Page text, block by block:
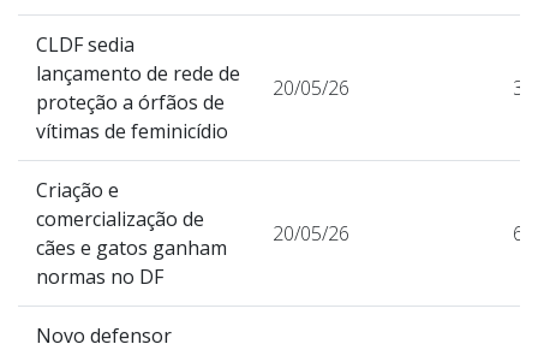
CLDF sedia
lançamento de rede de
proteção a órfãos de
vítimas de feminicídio
20/05/26
Criação e
comercialização de
cães e gatos ganham
normas no DF
20/05/26
Novo defensor